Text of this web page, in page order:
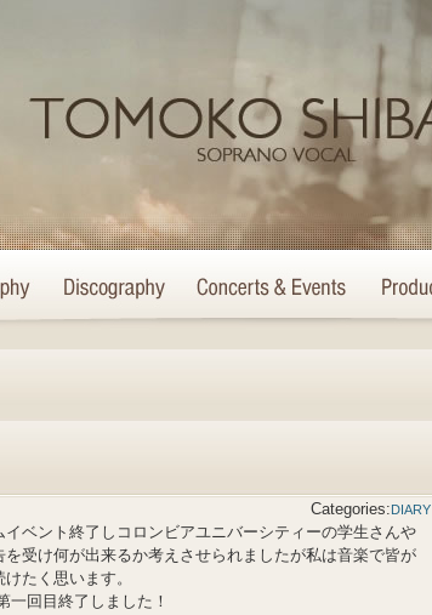
Categories:DIARY
イベント終了しコロンビアユニバーシティーの学生さんや
受け何が出来るか考えさせられましたが私は音楽で皆が
たく思います。
一回目終了しました！